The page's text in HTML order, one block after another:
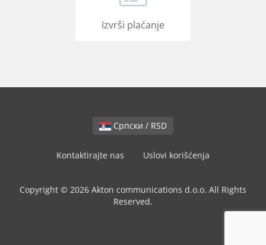
Izvrši plaćanje
Српски / RSD
Kontaktirajte nas Uslovi korišćenja
Copyright © 2026 Akton communications d.o.o. All Rights
Reserved.